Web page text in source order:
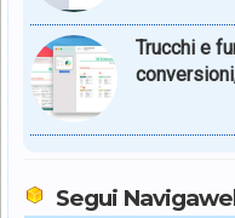
Trucchi e
Segui